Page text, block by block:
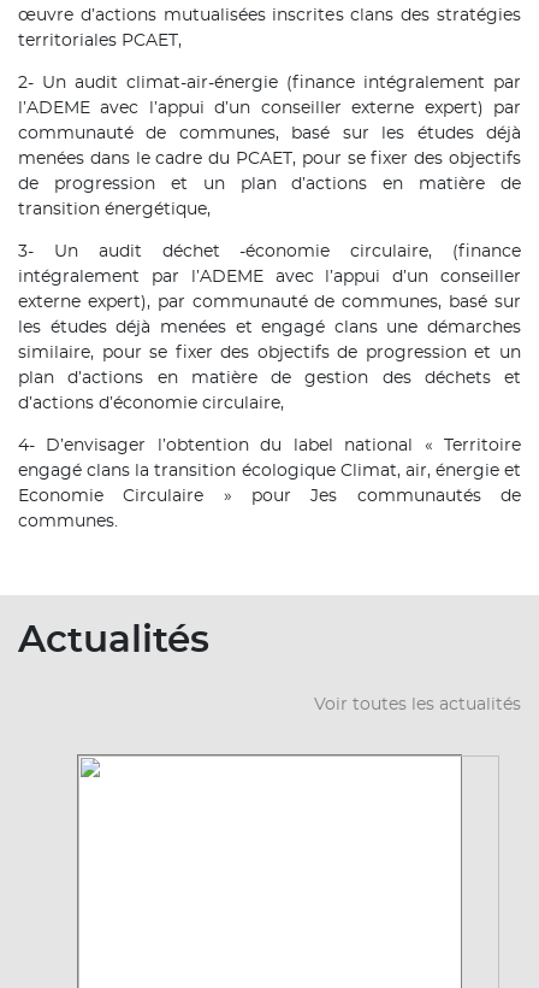
œuvre d’actions mutualisées inscrites clans des stratégies
territoriales PCAET,
2- Un audit climat-air-énergie (finance intégralement par
l’ADEME avec l’appui d’un conseiller externe expert) par
communauté de communes, basé sur les études déjà
menées dans le cadre du PCAET, pour se fixer des objectifs
de progression et un plan d’actions en matière de
transition énergétique,
3- Un audit déchet -économie circulaire, (finance
intégralement par l’ADEME avec l’appui d’un conseiller
externe expert), par communauté de communes, basé sur
les études déjà menées et engagé clans une démarches
similaire, pour se fixer des objectifs de progression et un
plan d’actions en matière de gestion des déchets et
d’actions d’économie circulaire,
4- D’envisager l’obtention du label national « Territoire
engagé clans la transition écologique Climat, air, énergie et
Economie Circulaire » pour Jes communautés de
communes.
Actualités
Voir toutes les actualités